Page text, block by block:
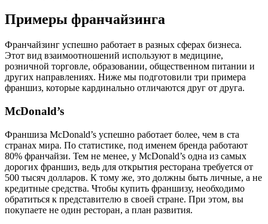
Примеры франчайзинга
Франчайзинг успешно работает в разных сферах бизнеса.
Этот вид взаимоотношений используют в медицине,
розничной торговле, образовании, общественном питании и
других направлениях. Ниже мы подготовили три примера
франшиз, которые кардинально отличаются друг от друга.
McDonald’s
Франшиза McDonald’s успешно работает более, чем в ста
странах мира. По статистике, под именем бренда работают
80% франчайзи. Тем не менее, у McDonald’s одна из самых
дорогих франшиз, ведь для открытия ресторана требуется от
500 тысяч долларов. К тому же, это должны быть личные, а не
кредитные средства. Чтобы купить франшизу, необходимо
обратиться к представителю в своей стране. При этом, вы
покупаете не один ресторан, а план развития.